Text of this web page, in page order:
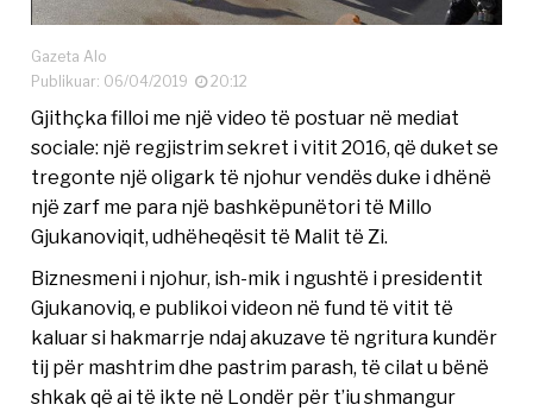
Gazeta Alo
Publikuar: 06/04/2019
20:12
Gjithçka filloi me një video të postuar në mediat
sociale: një regjistrim sekret i vitit 2016, që duket se
tregonte një oligark të njohur vendës duke i dhënë
një zarf me para një bashkëpunëtori të Millo
Gjukanoviqit, udhëheqësit të Malit të Zi.
Biznesmeni i njohur, ish-mik i ngushtë i presidentit
Gjukanoviq, e publikoi videon në fund të vitit të
kaluar si hakmarrje ndaj akuzave të ngritura kundër
tij për mashtrim dhe pastrim parash, të cilat u bënë
shkak që ai të ikte në Londër për t’iu shmangur